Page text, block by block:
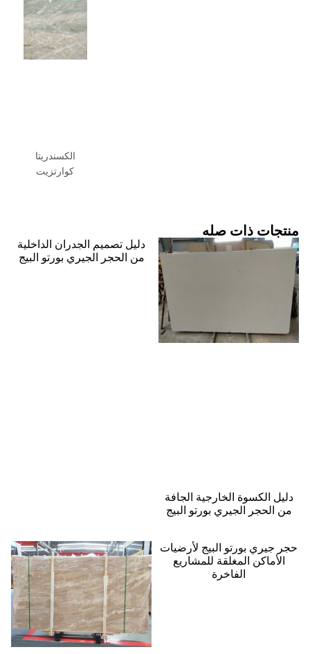
الكسندريتا
كوارتزيت
ذات صله
الكسوة الخارجية الجافة
الحجر الجيري بورتو البيج
دليل تصميم الجدران الداخلية
من الحجر الجيري بورتو البيج
جيري بورتو البيج لأرضيات
الأماكن المغلقة للمشاريع
الفاخرة